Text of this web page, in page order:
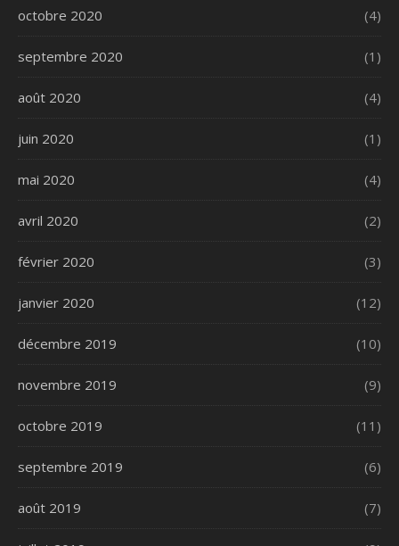
octobre 2020 (4)
septembre 2020 (1)
août 2020 (4)
juin 2020 (1)
mai 2020 (4)
avril 2020 (2)
février 2020 (3)
janvier 2020 (12)
décembre 2019 (10)
novembre 2019 (9)
octobre 2019 (11)
septembre 2019 (6)
août 2019 (7)